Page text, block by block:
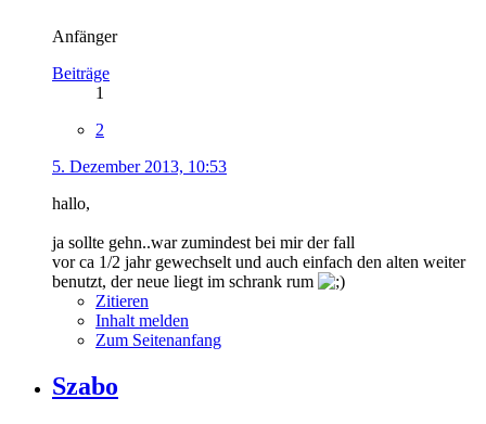
Anfänger
Beiträge
1
2
5. Dezember 2013, 10:53
hallo,
ja sollte gehn..war zumindest bei mir der fall
vor ca 1/2 jahr gewechselt und auch einfach den alten weiter
benutzt, der neue liegt im schrank rum
Zitieren
Inhalt melden
Zum Seitenanfang
Szabo